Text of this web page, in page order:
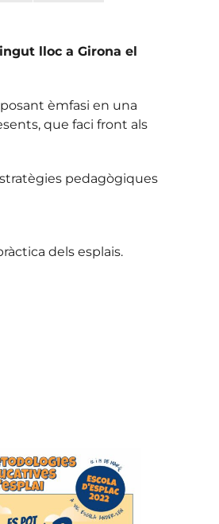
lloc a Girona el
èmfasi en una
que faci front als
pedagògiques
dels esplais.